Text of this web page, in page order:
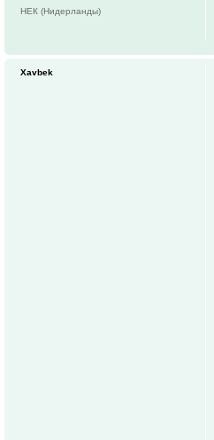
НЕК (Нидерланды)
Xavbek